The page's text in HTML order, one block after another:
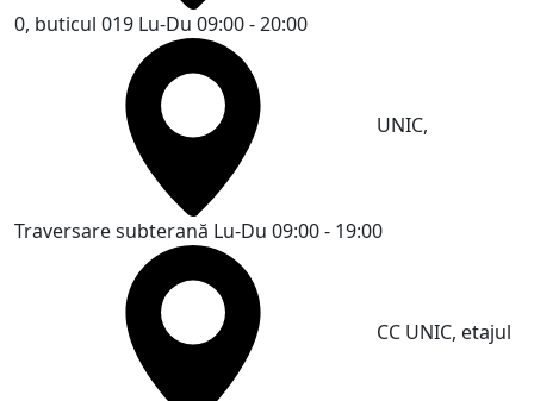
0, buticul 019 Lu-Du 09:00 - 20:00
UNIC,
Traversare subterană Lu-Du 09:00 - 19:00
CC UNIC, etajul